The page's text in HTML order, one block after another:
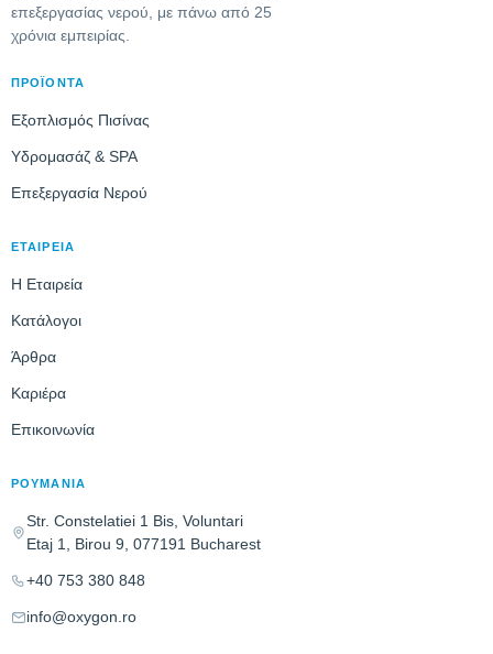
επεξεργασίας νερού, με πάνω από 25
χρόνια εμπειρίας.
ΠΡΟΪΌΝΤΑ
Εξοπλισμός Πισίνας
Υδρομασάζ & SPA
Επεξεργασία Νερού
ΕΤΑΙΡΕΊΑ
Η Εταιρεία
Κατάλογοι
Άρθρα
Καριέρα
Επικοινωνία
ΡΟΥΜΑΝΊΑ
Str. Constelatiei 1 Bis, Voluntari
Etaj 1, Birou 9, 077191 Bucharest
+40 753 380 848
info@oxygon.ro